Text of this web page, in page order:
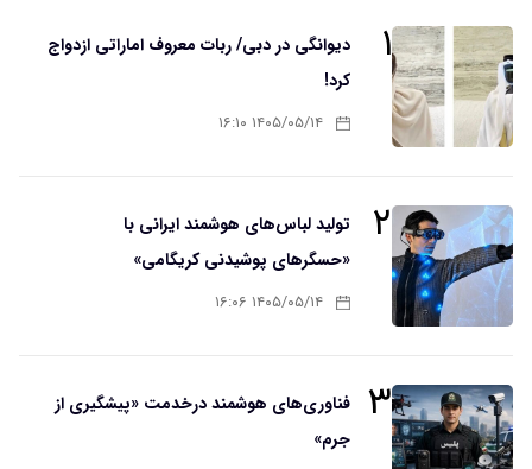
۱
دیوانگی در دبی/ ربات معروف اماراتی ازدواج
کرد!
۱۴۰۵/۰۵/۱۴ ۱۶:۱۰
۲
تولید لباس‌های هوشمند ایرانی با
«حسگرهای پوشیدنی کریگامی»
۱۴۰۵/۰۵/۱۴ ۱۶:۰۶
۳
فناوری‌های هوشمند درخدمت «پیشگیری از
جرم»